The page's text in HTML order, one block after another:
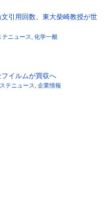
引用回数、東大柴崎教授が世
テニュース, 化学一般
イルムが買収へ
テニュース, 企業情報